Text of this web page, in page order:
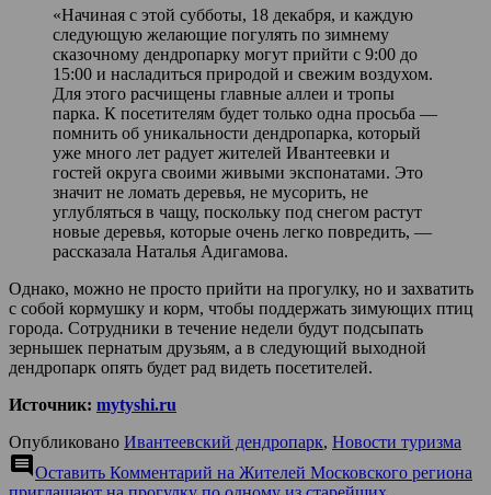
«Начиная с этой субботы, 18 декабря, и каждую
следующую желающие погулять по зимнему
сказочному дендропарку могут прийти с 9:00 до
15:00 и насладиться природой и свежим воздухом.
Для этого расчищены главные аллеи и тропы
парка. К посетителям будет только одна просьба —
помнить об уникальности дендропарка, который
уже много лет радует жителей Ивантеевки и
гостей округа своими живыми экспонатами. Это
значит не ломать деревья, не мусорить, не
углубляться в чащу, поскольку под снегом растут
новые деревья, которые очень легко повредить, —
рассказала Наталья Адигамова.
Однако, можно не просто прийти на прогулку, но и захватить
с собой кормушку и корм, чтобы поддержать зимующих птиц
города. Сотрудники в течение недели будут подсыпать
зернышек пернатым друзьям, а в следующий выходной
дендропарк опять будет рад видеть посетителей.
Источник: mytyshi.ru
Опубликовано Ивантеевский дендропарк, Новости туризма
comment Оставить Комментарий на Жителей Московского региона